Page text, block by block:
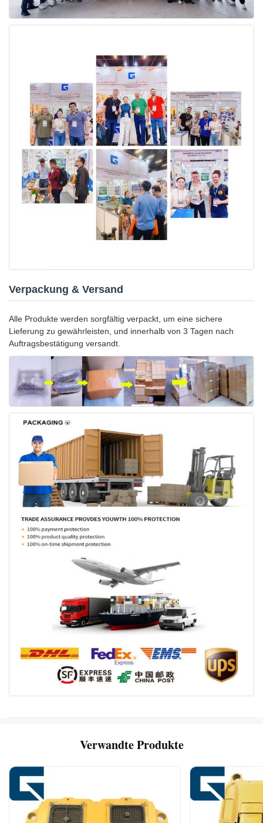
Verpackung & Versand
Alle Produkte werden sorgfältig verpackt, um eine sichere
Lieferung zu gewährleisten, und innerhalb von 3 Tagen nach
Auftragsbestätigung versandt.
Verwandte Produkte